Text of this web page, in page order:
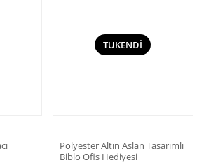
TÜKENDİ
Polyester Altın Aslan Tasarımlı
Biblo Ofis Hediyesi